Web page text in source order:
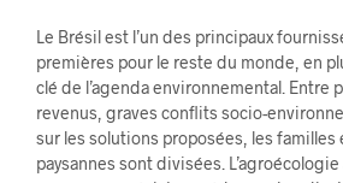
Le Brésil est l’un des principaux
premières pour le reste du monde, en
clé de l’agenda environnemental. Entre
revenus, graves conflits socio-
sur les solutions proposées, les familles
paysannes sont divisées.